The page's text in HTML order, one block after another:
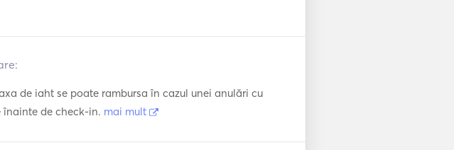
de iaht se poate rambursa în cazul unei anulări cu
înainte de check-in. mai mult